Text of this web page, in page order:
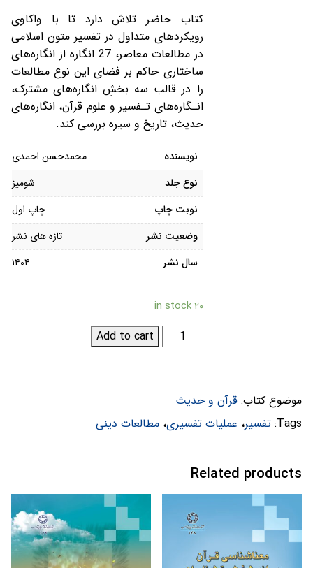
کتاب حاضر تلاش دارد تا با واکاوی
رویکردهای متداول در تفسیر متون اسلامی
در مطالعات معاصر، 27 انگاره از انگاره‌های
ساختاری حاکم بر فضای این نوع مطالعات
را در قالب سه بخشِ انگاره‌های مشترک،
انـگاره‌های تـفسیر و علوم قرآن، انگاره‌های
حدیث، تاریخ و سیره بررسی کند.
نویسنده
محمدحسن احمدی
نوع جلد
شومیز
نوبت چاپ
چاپ اول
وضعیت نشر
تازه های نشر
سال نشر
۱۴۰۴
۲۰ in stock
انگاره
کاوی
معاصر
اسلامی
Add to cart
موضوع کتاب: قرآن و حدیث
Tags: تفسیر، عملیات تفسیری، مطالعات دینی
Related products